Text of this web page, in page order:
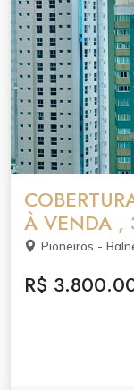
À VENDA ,
Pioneiros -
R$